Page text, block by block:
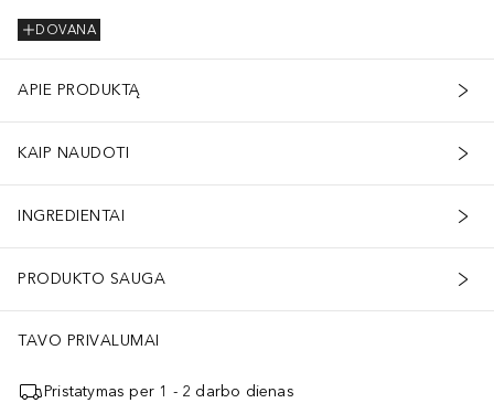
DOVANA
APIE PRODUKTĄ
KAIP NAUDOTI
INGREDIENTAI
PRODUKTO SAUGA
TAVO PRIVALUMAI
Pristatymas per 1 - 2 darbo dienas